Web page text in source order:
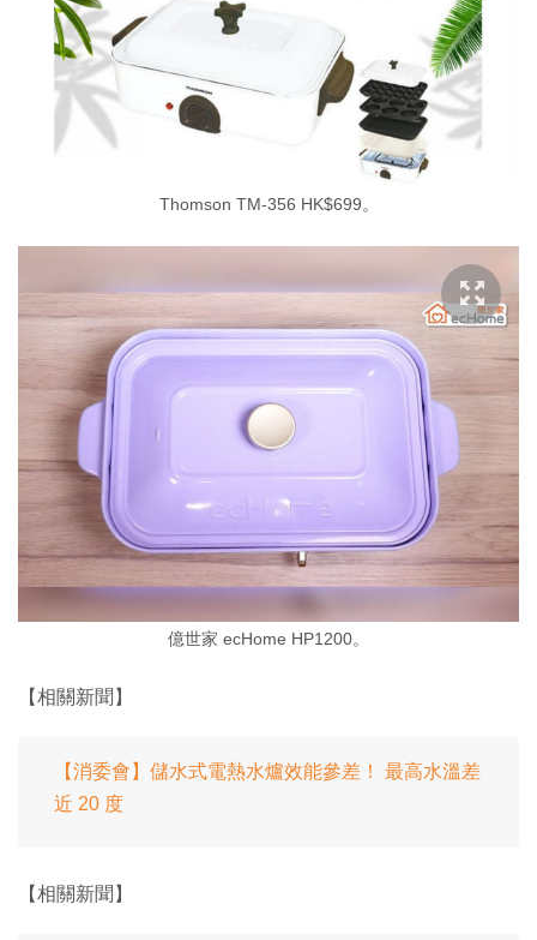
Thomson TM-356 HK$699。
億世家 ecHome HP1200。
【相關新聞】
【消委會】儲水式電熱水爐效能參差！ 最高水溫差
近 20 度
【相關新聞】